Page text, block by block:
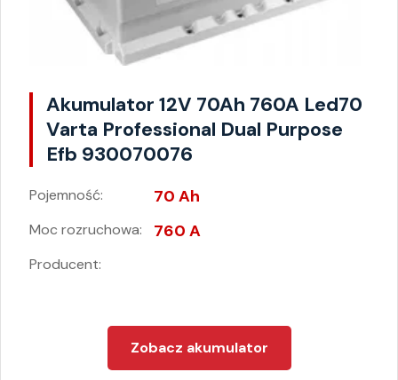
Akumulator 12V 70Ah 760A Led70
Varta Professional Dual Purpose
Efb 930070076
Pojemność: 70 Ah
Moc rozruchowa: 760 A
Producent:
Zobacz akumulator